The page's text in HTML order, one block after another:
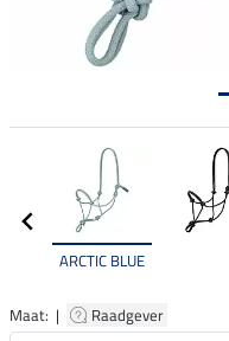
ARCTIC BLUE
Maat: | Raadgever